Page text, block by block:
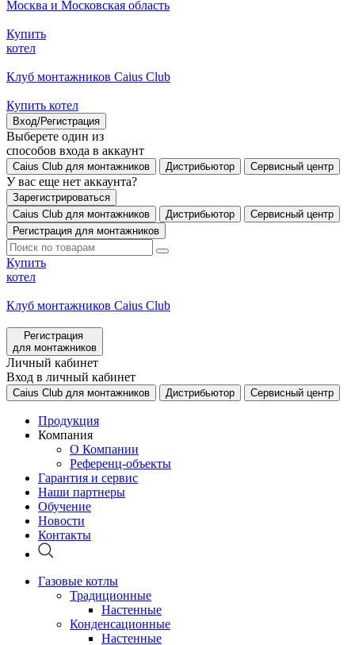
Москва и Московская область
Купить
котел
Клуб монтажников Caius Club
Купить котел
Вход/Регистрация
Выберете один из
способов входа в аккаунт
Caius Club для монтажников Дистрибьютор Сервисный центр
У вас еще нет аккаунта?
Зарегистрироваться
Caius Club для монтажников
Дистрибьютор
Сервисный центр
Регистрация для монтажников
Купить
котел
Клуб монтажников Caius Club
Регистрация
для монтажников
Личный кабинет
Вход в личный кабинет
Caius Club для монтажников Дистрибьютор Сервисный центр
Продукция
Компания
О Компании
Референц-объекты
Гарантия и сервис
Наши партнеры
Обучение
Новости
Контакты
Газовые котлы
Традиционные
Настенные
Конденсационные
Настенные